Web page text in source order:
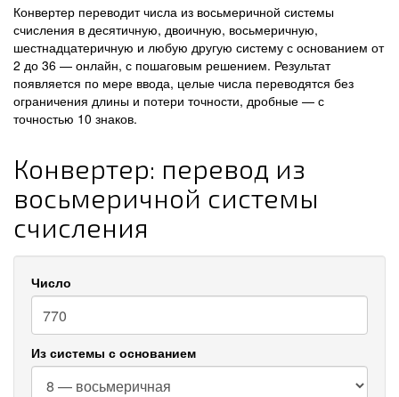
Конвертер переводит числа из восьмеричной системы
счисления в десятичную, двоичную, восьмеричную,
шестнадцатеричную и любую другую систему с основанием от
2 до 36 — онлайн, с пошаговым решением. Результат
появляется по мере ввода, целые числа переводятся без
ограничения длины и потери точности, дробные — с
точностью 10 знаков.
Конвертер: перевод из
восьмеричной системы
счисления
Число
Из системы с основанием